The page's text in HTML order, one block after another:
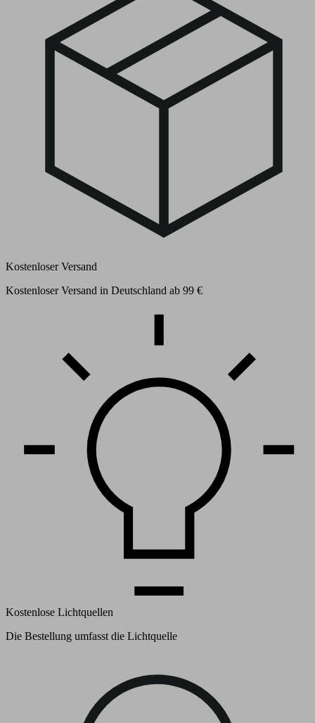
Kostenloser Versand
Kostenloser Versand in Deutschland ab 99 €
Kostenlose Lichtquellen
Die Bestellung umfasst die Lichtquelle